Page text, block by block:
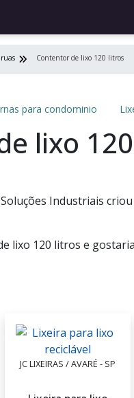
Contentor de lixo 120 litros
para condominio
lixo
Industriais
lixo 120 litros e
JC LIXEIRAS / AVARÉ - SP